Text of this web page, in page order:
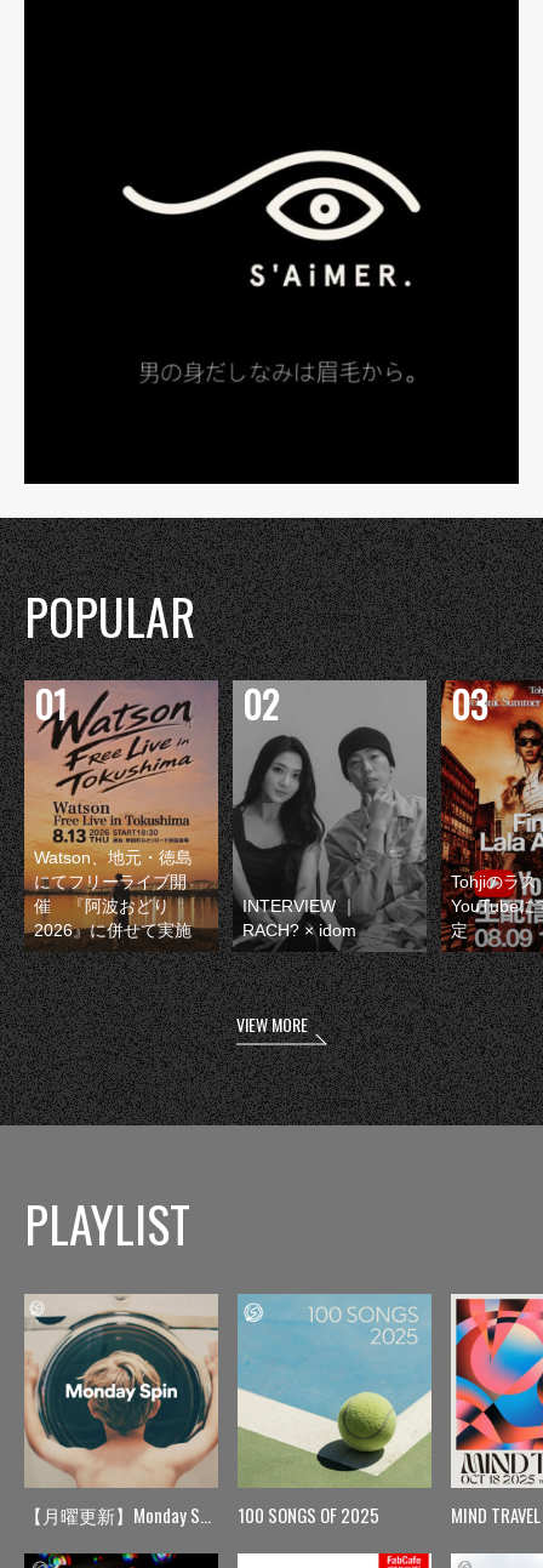
POPULAR
Watson、地元・徳島
にてフリーライブ開
催 『阿波おどり
2026』に併せて実施
INTERVIEW ｜
RACH? × idom
Tohjiのラス
YouTubeに
定
VIEW MORE
PLAYLIST
【月曜更新】Monday Spin 100 SONGS OF 2025 MIND TRAVEL